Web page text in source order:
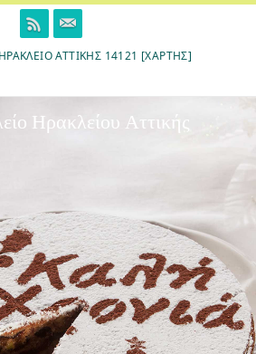
ΑΤΤΙΚΉΣ 14121 [ΧΆΡΤΗΣ]
Ηρακλείου Αττικής